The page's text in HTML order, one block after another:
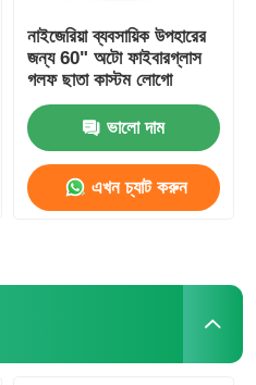
নাইজেরিয়া ব্যবসায়িক উপহারের
জন্য 60" অটো ফাইবারগ্লাস
গলফ ছাতা কাস্টম লোগো
ভালো দাম
এখন চ্যাট করুন